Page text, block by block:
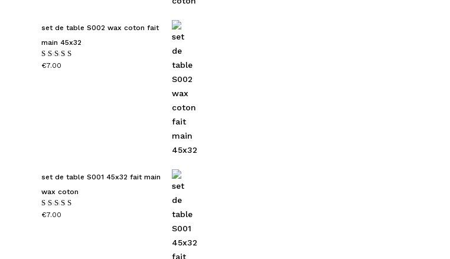
set de table S002 wax coton fait
main 45x32
Note
€7.00
set de table S001 45x32 fait main
wax coton
Note
€7.00